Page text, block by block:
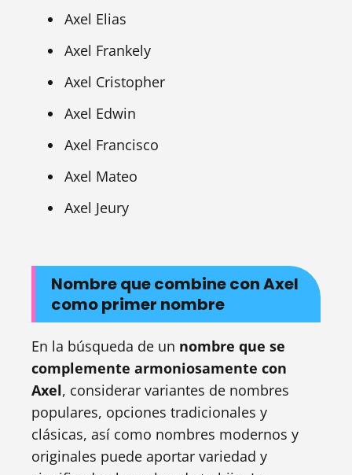
Axel Elias
Axel Frankely
Axel Cristopher
Axel Edwin
Axel Francisco
Axel Mateo
Axel Jeury
Nombre que combine con Axel
como primer nombre
En la búsqueda de un nombre que se
complemente armoniosamente con
Axel, considerar variantes de nombres
populares, opciones tradicionales y
clásicas, así como nombres modernos y
originales puede aportar variedad y